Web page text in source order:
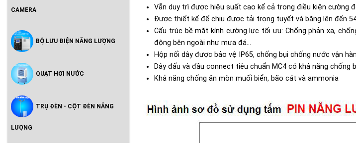
CAMERA
BỘ LƯU ĐIỆN NĂNG LƯỢNG
QUẠT HƠI NƯỚC
TRỤ ĐÈN - CỘT ĐÈN NĂNG
LƯỢNG
Vẫn duy trì được hiệu suất cao kể cả trong điều kiện cường
Được thiết kế để chịu được tải trọng tuyết và băng lên đến
Cấu trúc bề mặt kính cường lực tối ưu: Chống phản xạ,
động bên ngoài như mưa đá...
Hộp nối dây được bảo vệ IP65, chống bụi chống nước vận
Dây đấu và đầu connect tiêu chuẩn MC4 có khả năng chống
Khả năng chống ăn mòn muối biển, bão cát và ammonia​